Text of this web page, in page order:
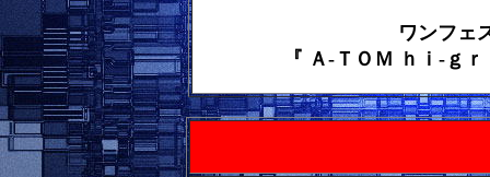
ワンフェ
『 Ａ-ＴＯＭ ｈｉ-ｇ